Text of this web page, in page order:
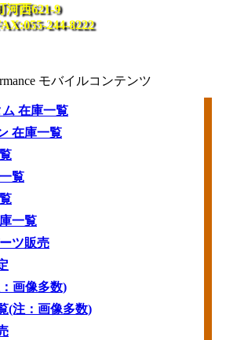
河西621-9
244-8222
モバイルコンテンツ
在庫一覧
在庫一覧
覧
一覧
ツ販売
画像多数)
(注：画像多数)